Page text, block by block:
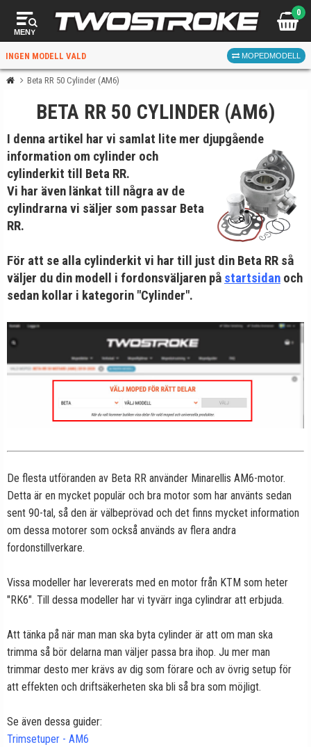
MENY
0
INGEN MODELL VALD MOPEDMODELL
VÄLJ MOPED FÖR RÄTT DELAR
När du valt kommer butiken visa delar för vald moped
och universella produkter.
Beta RR 50 Cylinder (AM6)
BETA RR 50 CYLINDER (AM6)
I denna artikel har vi samlat lite mer djupgående
information om cylinder och
cylinderkit till Beta RR.
Vi har även länkat till några av de
cylindrarna vi säljer som passar Beta
RR.
För att se alla cylinderkit vi har till just din Beta RR så
väljer du din modell i fordonsväljaren på startsidan och
sedan kollar i kategorin "Cylinder".
De flesta utföranden av Beta RR använder Minarellis AM6-motor.
Detta är en mycket populär och bra motor som har använts sedan
sent 90-tal, så den är välbeprövad och det finns mycket information
om dessa motorer som också används av flera andra
fordonstillverkare.
Vissa modeller har levererats med en motor från KTM som heter
"RK6". Till dessa modeller har vi tyvärr inga cylindrar att erbjuda.
Att tänka på när man man ska byta cylinder är att om man ska
trimma så bör delarna man väljer passa bra ihop. Ju mer man
trimmar desto mer krävs av dig som förare och av övrig setup för
att effekten och driftsäkerheten ska bli så bra som möjligt.
Se även dessa guider:
Trimsetuper - AM6